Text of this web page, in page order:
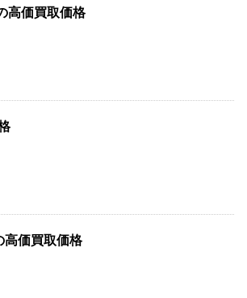
高価買取価格
高価買取価格